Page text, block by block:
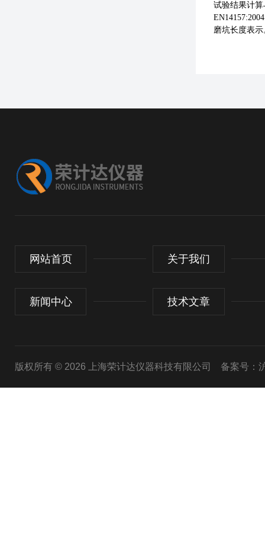
试验结果计
磨坑长度表
网站首页 关于我们
新闻中心 技术文章
版权所有 © 2026 上海荣计达仪器科技有限公司 备案号：